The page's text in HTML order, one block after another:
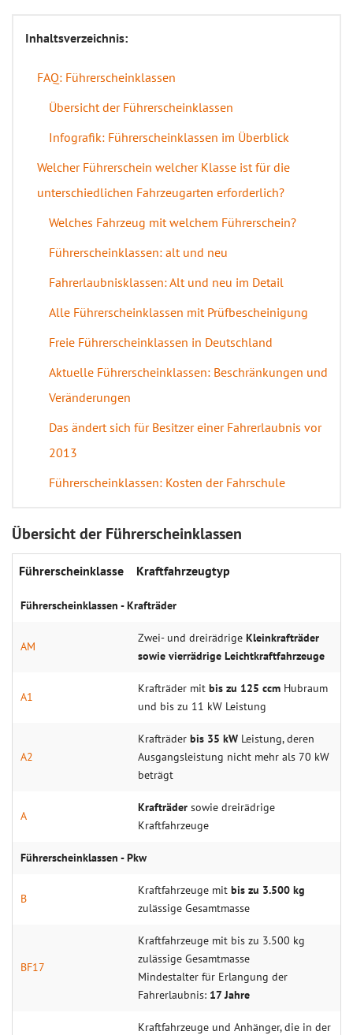
Inhaltsverzeichnis:
FAQ: Führerscheinklassen
Übersicht der Führerscheinklassen
Infografik: Führerscheinklassen im Überblick
Welcher Führerschein welcher Klasse ist für die
unterschiedlichen Fahrzeugarten erforderlich?
Welches Fahrzeug mit welchem Führerschein?
Führerscheinklassen: alt und neu
Fahrerlaubnisklassen: Alt und neu im Detail
Alle Führerscheinklassen mit Prüfbescheinigung
Freie Führerscheinklassen in Deutschland
Aktuelle Führerscheinklassen: Beschränkungen und
Veränderungen
Das ändert sich für Besitzer einer Fahrerlaubnis vor
2013
Führerscheinklassen: Kosten der Fahrschule
Übersicht der Führerscheinklassen
Führerscheinklasse Kraftfahrzeugtyp
Führerscheinklassen - Krafträder
AM
Zwei- und dreirädrige Kleinkrafträder
sowie vierrädrige Leichtkraftfahrzeuge
A1
Krafträder mit bis zu 125 ccm Hubraum
und bis zu 11 kW Leistung
A2
Krafträder bis 35 kW Leistung, deren
Ausgangsleistung nicht mehr als 70 kW
beträgt
A
Krafträder sowie dreirädrige
Kraftfahrzeuge
Führerscheinklassen - Pkw
B
Kraftfahrzeuge mit bis zu 3.500 kg
zulässige Gesamtmasse
BF17
Kraftfahrzeuge mit bis zu 3.500 kg
zulässige Gesamtmasse
Mindestalter für Erlangung der
Fahrerlaubnis: 17 Jahre
Kraftfahrzeuge und Anhänger, die in der